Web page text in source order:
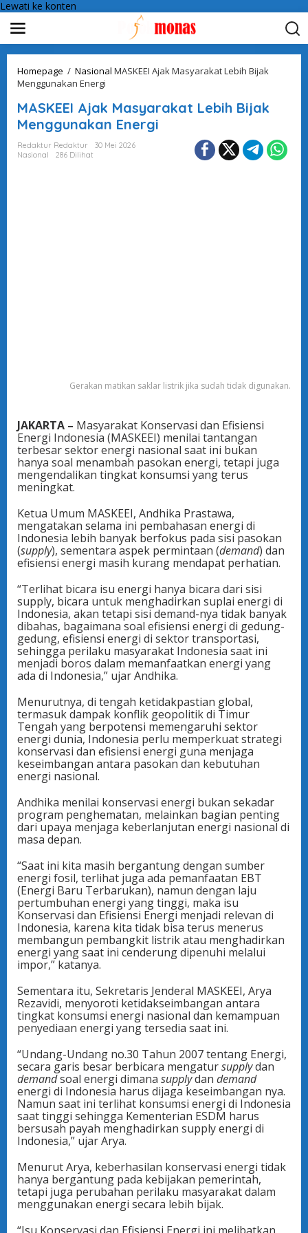
Lewati ke konten
Homepage / Nasional MASKEEI Ajak Masyarakat Lebih Bijak
Menggunakan Energi
MASKEEI Ajak Masyarakat Lebih Bijak
Menggunakan Energi
Redaktur Redaktur
30 Mei 2026
Nasional
286 Dilihat
Gerakan matikan saklar listrik jika sudah tidak digunakan.
JAKARTA – Masyarakat Konservasi dan Efisiensi
Energi Indonesia (MASKEEI) menilai tantangan
terbesar sektor energi nasional saat ini bukan
hanya soal menambah pasokan energi, tetapi juga
mengendalikan tingkat konsumsi yang terus
meningkat.
Ketua Umum MASKEEI, Andhika Prastawa,
mengatakan selama ini pembahasan energi di
Indonesia lebih banyak berfokus pada sisi pasokan
(supply), sementara aspek permintaan (demand) dan
efisiensi energi masih kurang mendapat perhatian.
“Terlihat bicara isu energi hanya bicara dari sisi
supply, bicara untuk menghadirkan suplai energi di
Indonesia, akan tetapi sisi demand-nya tidak banyak
dibahas, bagaimana soal efisiensi energi di gedung-
gedung, efisiensi energi di sektor transportasi,
sehingga perilaku masyarakat Indonesia saat ini
menjadi boros dalam memanfaatkan energi yang
ada di Indonesia,” ujar Andhika.
Menurutnya, di tengah ketidakpastian global,
termasuk dampak konflik geopolitik di Timur
Tengah yang berpotensi memengaruhi sektor
energi dunia, Indonesia perlu memperkuat strategi
konservasi dan efisiensi energi guna menjaga
keseimbangan antara pasokan dan kebutuhan
energi nasional.
Andhika menilai konservasi energi bukan sekadar
program penghematan, melainkan bagian penting
dari upaya menjaga keberlanjutan energi nasional di
masa depan.
“Saat ini kita masih bergantung dengan sumber
energi fosil, terlihat juga ada pemanfaatan EBT
(Energi Baru Terbarukan), namun dengan laju
pertumbuhan energi yang tinggi, maka isu
Konservasi dan Efisiensi Energi menjadi relevan di
Indonesia, karena kita tidak bisa terus menerus
membangun pembangkit listrik atau menghadirkan
energi yang saat ini cenderung dipenuhi melalui
impor,” katanya.
Sementara itu, Sekretaris Jenderal MASKEEI, Arya
Rezavidi, menyoroti ketidakseimbangan antara
tingkat konsumsi energi nasional dan kemampuan
penyediaan energi yang tersedia saat ini.
“Undang-Undang no.30 Tahun 2007 tentang Energi,
secara garis besar berbicara mengatursupplydan
demandsoal energi dimana supplydan demand
energi di Indonesia harus dijaga keseimbangan nya.
Namun saat ini terlihat konsumsi energi di Indonesia
saat tinggi sehingga Kementerian ESDM harus
bersusah payah menghadirkan supply energi di
Indonesia,” ujar Arya.
Menurut Arya, keberhasilan konservasi energi tidak
hanya bergantung pada kebijakan pemerintah,
tetapi juga perubahan perilaku masyarakat dalam
menggunakan energi secara lebih bijak.